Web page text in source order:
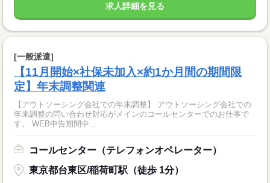
求人詳細を見る
[一般派遣]
【11月開始×社保未加入×約1か月間の期間限
定】年末調整関連
【アウトソーシング会社での年末調整】 アウトソーシング会社での
年末調整の問い合わせ対応がメインのコールセンターでのお仕事で
す。 WEB申告期間中...
コールセンター（テレフォンオペレーター）
東京都台東区/稲荷町駅（徒歩 1分）